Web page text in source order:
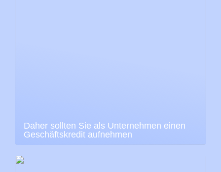
Daher sollten Sie als Unternehmen einen
Geschäftskredit aufnehmen